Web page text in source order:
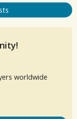
worldwide